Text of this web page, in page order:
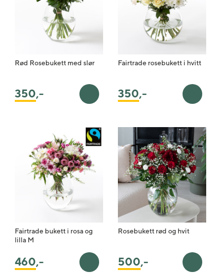
Rød Rosebukett med slør
350,- Legg i handlekurv
Fairtrade rosebukett i hvitt
350,- Legg i
Fairtrade bukett i rosa og
lilla M
460,- Legg i handlekurv
Rosebukett rød og hvit
500,- Legg i